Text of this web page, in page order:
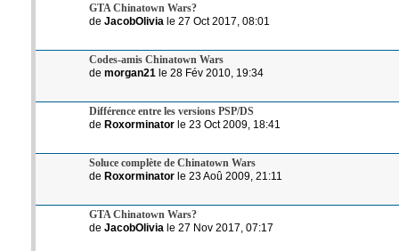
GTA Chinatown Wars?
de JacobOlivia le 27 Oct 2017, 08:01
Codes-amis Chinatown Wars
de morgan21 le 28 Fév 2010, 19:34
Différence entre les versions PSP/DS
de Roxorminatorle 23 Oct 2009, 18:41
Soluce complète de Chinatown Wars
de Roxorminatorle 23 Aoû 2009, 21:11
GTA Chinatown Wars?
de JacobOlivia le 27 Nov 2017, 07:17